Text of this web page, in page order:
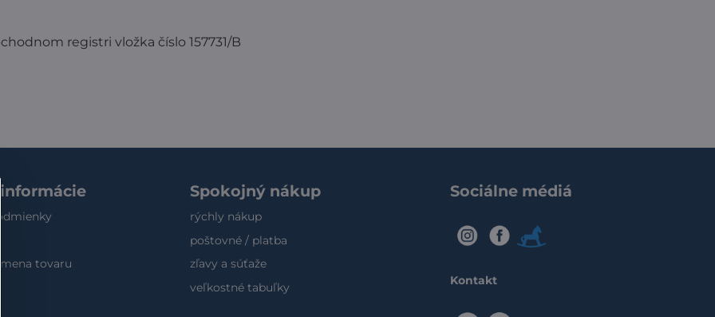
registri vložka číslo 157731/B
informácie
tovaru
Spokojný nákup
rýchly nákup
poštovné / platba
zľavy a súťaže
veľkostné tabuľky
Sociálne médiá
IG FB
Modry
Kontakt